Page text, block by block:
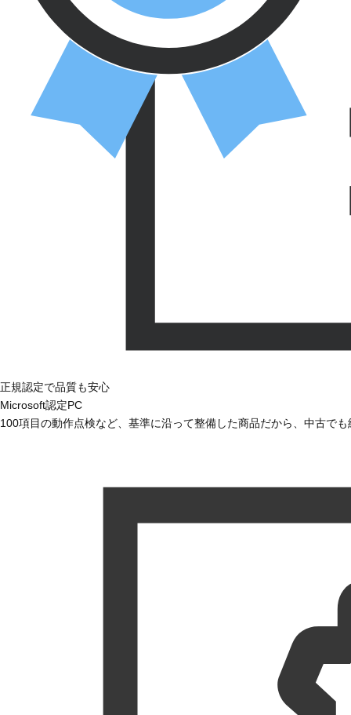
正規認定で品質も安心
Microsoft認定PC
100項目の動作点検など、基準に沿って整備した商品だから、中古で